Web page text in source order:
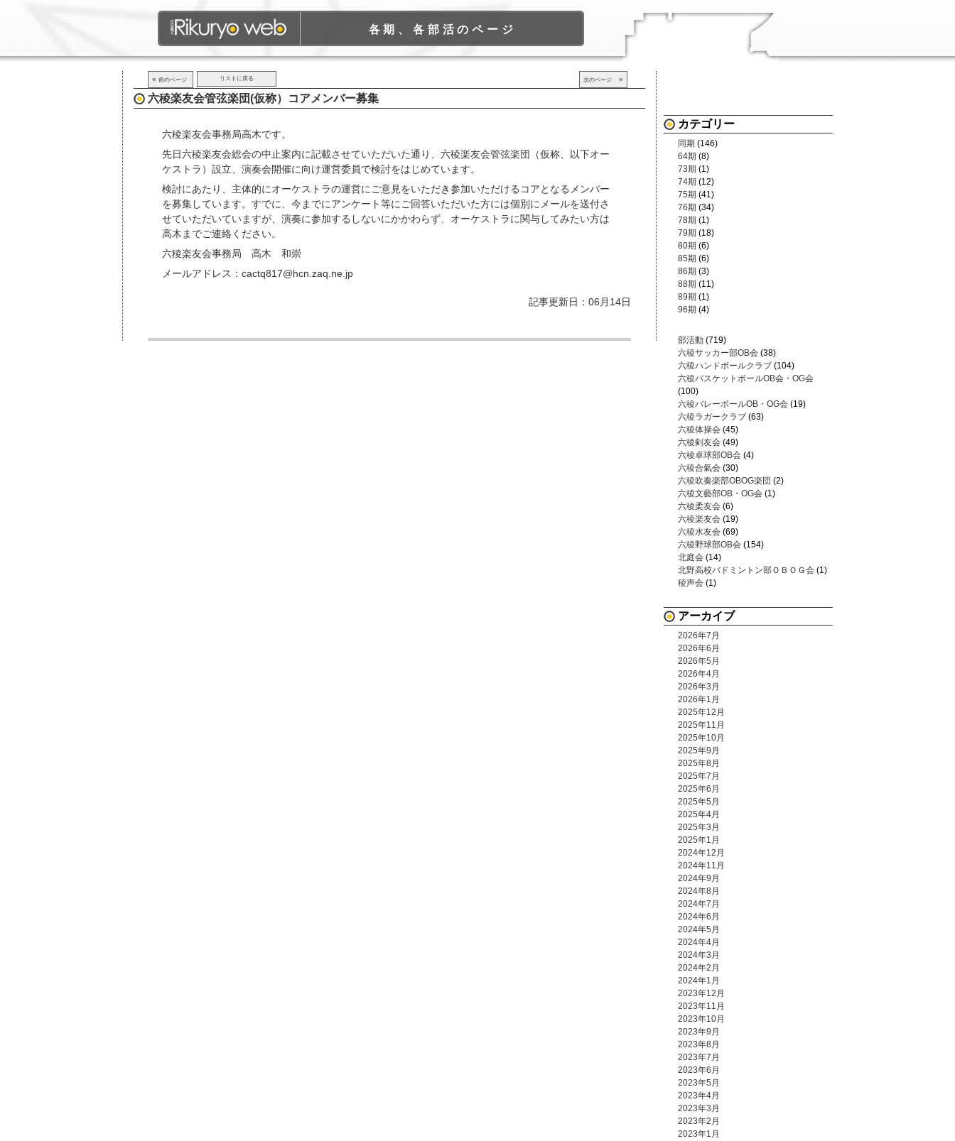
各期、各部活のページ
« 前のページ リストに戻る 次のページ »
六稜楽友会管弦楽団(仮称）コアメンバー募集
六稜楽友会事務局高木です。
先日六稜楽友会総会の中止案内に記載させていただいた通り、六稜楽友会管弦楽団（仮称、以下オー
ケストラ）設立、演奏会開催に向け運営委員で検討をはじめています。
検討にあたり、主体的にオーケストラの運営にご意見をいただき参加いただけるコアとなるメンバー
を募集しています。すでに、今までにアンケート等にご回答いただいた方には個別にメールを送付さ
せていただいていますが、演奏に参加するしないにかかわらず、オーケストラに関与してみたい方は
高木までご連絡ください。
六稜楽友会事務局 高木 和崇
メールアドレス：cactq817@hcn.zaq.ne.jp
記事更新日：06月14日
カテゴリー
同期 (146)
64期 (8)
73期 (1)
74期 (12)
75期 (41)
76期 (34)
78期 (1)
79期 (18)
80期 (6)
85期 (6)
86期 (3)
88期 (11)
89期 (1)
96期 (4)
部活動 (719)
六稜サッカー部OB会 (38)
六稜ハンドボールクラブ (104)
六稜バスケットボールOB会・OG会
(100)
六稜バレーボールOB・OG会 (19)
六稜ラガークラブ (63)
六稜体操会 (45)
六稜剣友会 (49)
六稜卓球部OB会 (4)
六稜合氣会 (30)
六稜吹奏楽部OBOG楽団 (2)
六稜文藝部OB・OG会 (1)
六稜柔友会 (6)
六稜楽友会 (19)
六稜水友会 (69)
六稜野球部OB会 (154)
北庭会 (14)
北野高校バドミントン部ＯＢＯＧ会 (1)
稜声会 (1)
アーカイブ
2026年7月
2026年6月
2026年5月
2026年4月
2026年3月
2026年1月
2025年12月
2025年11月
2025年10月
2025年9月
2025年8月
2025年7月
2025年6月
2025年5月
2025年4月
2025年3月
2025年1月
2024年12月
2024年11月
2024年9月
2024年8月
2024年7月
2024年6月
2024年5月
2024年4月
2024年3月
2024年2月
2024年1月
2023年12月
2023年11月
2023年10月
2023年9月
2023年8月
2023年7月
2023年6月
2023年5月
2023年4月
2023年3月
2023年2月
2023年1月